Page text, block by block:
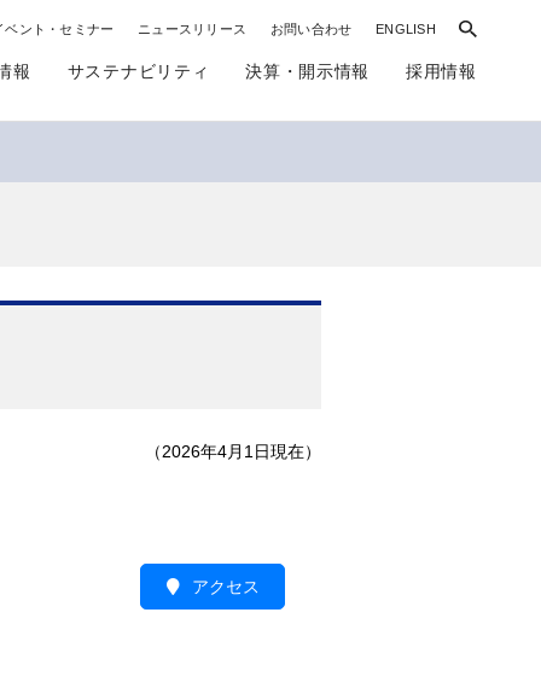
ベント・セミナー ニュースリリース お問い合わせ ENGLISH
報 サステナビリティ 決算・開示情報 採用情報
（2026年4月1日現在）
アクセス